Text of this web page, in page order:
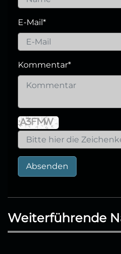
E-Mail*
Kommentar*
Absenden
Weiterführende